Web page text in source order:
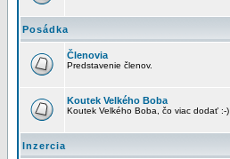
Posádka
Členovia
Predstavenie členov.
Koutek Velkého Boba
Koutek Velkého Boba, čo viac dodať :-)
Inzercia